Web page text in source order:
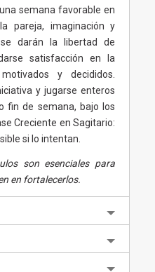
semana favorable en
pareja, imaginación y
darán la libertad de
satisfacción en la
y decididos.
y jugarse enteros
fin de semana, bajo los
Creciente en Sagitario:
si lo intentan.
son esenciales para
en fortalecerlos.